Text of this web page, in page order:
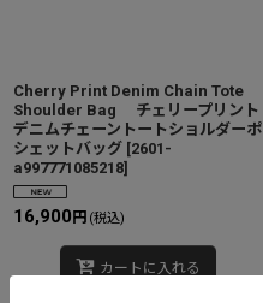
Cherry Print Denim Chain Tote
Shoulder Bag チェリープリント
デニムチェーントートショルダーポ
シェットバッグ [2601-
a997771085218]
16,900 円 (税込)
カートに入れる